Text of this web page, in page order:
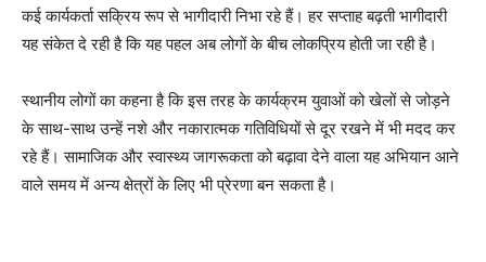
कई कार्यकर्ता सक्रिय रूप से भागीदारी निभा रहे हैं। हर सप्ताह बढ़ती भागीदारी
यह संकेत दे रही है कि यह पहल अब लोगों के बीच लोकप्रिय होती जा रही है।
स्थानीय लोगों का कहना है कि इस तरह के कार्यक्रम युवाओं को खेलों से जोड़ने
के साथ-साथ उन्हें नशे और नकारात्मक गतिविधियों से दूर रखने में भी मदद कर
रहे हैं। सामाजिक और स्वास्थ्य जागरूकता को बढ़ावा देने वाला यह अभियान आने
वाले समय में अन्य क्षेत्रों के लिए भी प्रेरणा बन सकता है।